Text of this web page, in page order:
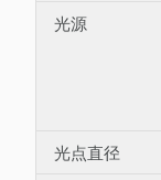
光源
光点直径